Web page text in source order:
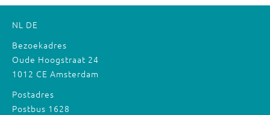
NL DE
Bezoekadres
Oude Hoogstraat 24
1012 CE Amsterdam
Postadres
Postbus 1628